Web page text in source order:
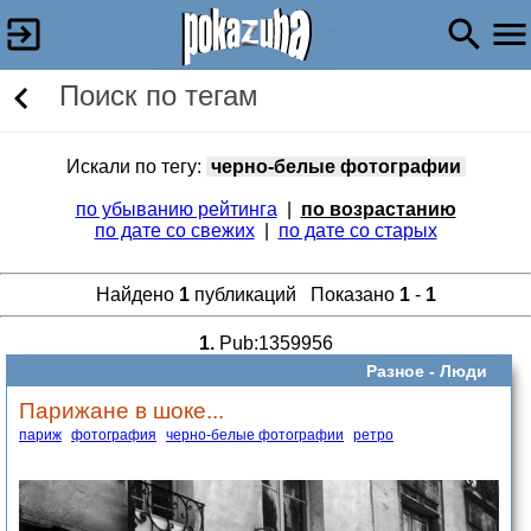
Поиск по тегам
Искали по тегу: черно-белые фотографии
по убыванию рейтинга
по возрастанию
по дате со свежих| по дате со старых
Найдено 1публикаций Показано 1- 1
1.Pub:1359956
Разное - Люди
Парижане в шоке...
париж фотография черно-белые фотографии ретро